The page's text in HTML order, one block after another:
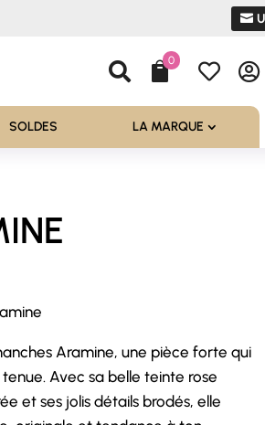
 0  
SOLDES LA MARQUE
Aramine, une pièce forte qui
Avec sa belle teinte rose
et ses jolis détails brodés, elle